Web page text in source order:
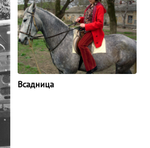
Всадница